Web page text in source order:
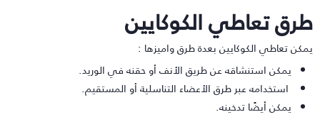
تعاطي الكوكايين
تعاطي الكوكايين بعدة طرق واميزها :
يمكن استنشاقه عن طريق الأنف أو حقنه في الوريد.
استخدامه عبر طرق الأعضاء التناسلية أو المستقيم.
يمكن أيضًا تدخينه.